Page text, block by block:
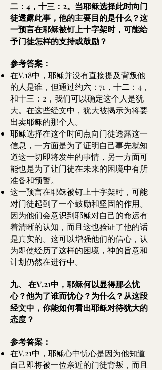
二：4，十三：2。当耶稣选择此时向门
徒透露此事，他的主要目的是什么？这
一预言在耶稣被钉上十字架时，可能给
予门徒怎样的支持或鼓励？
参考答案：
在V.18中，耶稣并没有直接提及背叛他
的人是谁，但通过约六：71，十二：4，
和十三：2，我们可以确定这个人是犹
大。在这些经文中，犹大被揭示为将要
出卖耶稣的那个人。
耶稣选择在这个时间点向门徒透露这一
信息，一方面是为了证明自己事先就知
道这一切即将发生的事情，另一方面可
能也是为了让门徒在未来的困境中有所
准备和预警。
这一预言在耶稣被钉上十字架时，可能
对门徒起到了一个鼓励和坚固的作用。
因为他们会意识到耶稣对自己的命运有
着清晰的认知，而且这也验证了他的话
是真实的。这可以增强他们的信心，认
为即使经历了这样的困境，神的旨意和
计划仍然在进行中。
九、
在V.21中，耶稣何以显得那么忧
心？他为了谁而忧心？为什么？从这段
经文中，你能如何看出耶稣对待犹大的
态度？
参考答案：
在V.21中，耶稣心中忧心是因为他知道
自己即将被一位亲近的门徒背叛，而且